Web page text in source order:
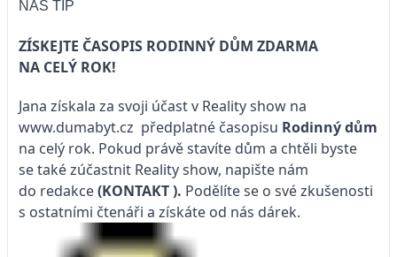
NÁŠ TIP
ZÍSKEJTE ČASOPIS RODINNÝ DŮM ZDARMA
NA CELÝ ROK!
Jana získala za svoji účast v Reality show na
www.dumabyt.cz předplatné časopisu Rodinný dům
na celý rok. Pokud právě stavíte dům a chtěli byste
se také zúčastnit Reality show, napište nám
do redakce(KONTAKT). Podělíte se o své zkušenosti
s ostatními čtenáři a získáte od nás dárek.